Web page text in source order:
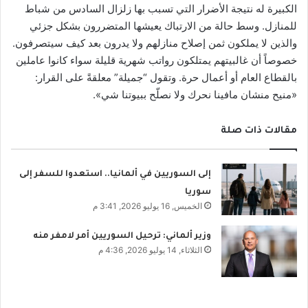
الكبيرة له نتيجة الأضرار التي تسبب بها زلزال السادس من شباط
للمنازل. وسط حالة من الارتباك يعيشها المتضررون بشكل جزئي
والذين لا يملكون ثمن إصلاح منازلهم ولا يدرون بعد كيف سيتصرفون.
خصوصاً أن غالبيتهم يمتلكون رواتب شهرية قليلة سواء كانوا عاملين
بالقطاع العام أو أعمال حرة. وتقول “جميلة” معلقةً على القرار:
«منيح منشان مافينا نحرك ولا نصلّح ببيوتنا شي».
مقالات ذات صلة
إلى السوريين في ألمانيا.. استعدوا للسفر إلى
سوريا
الخميس, 16 يوليو 2026, 3:41 م
وزير ألماني: ترحيل السوريين أمر لامفر منه
الثلاثاء, 14 يوليو 2026, 4:36 م